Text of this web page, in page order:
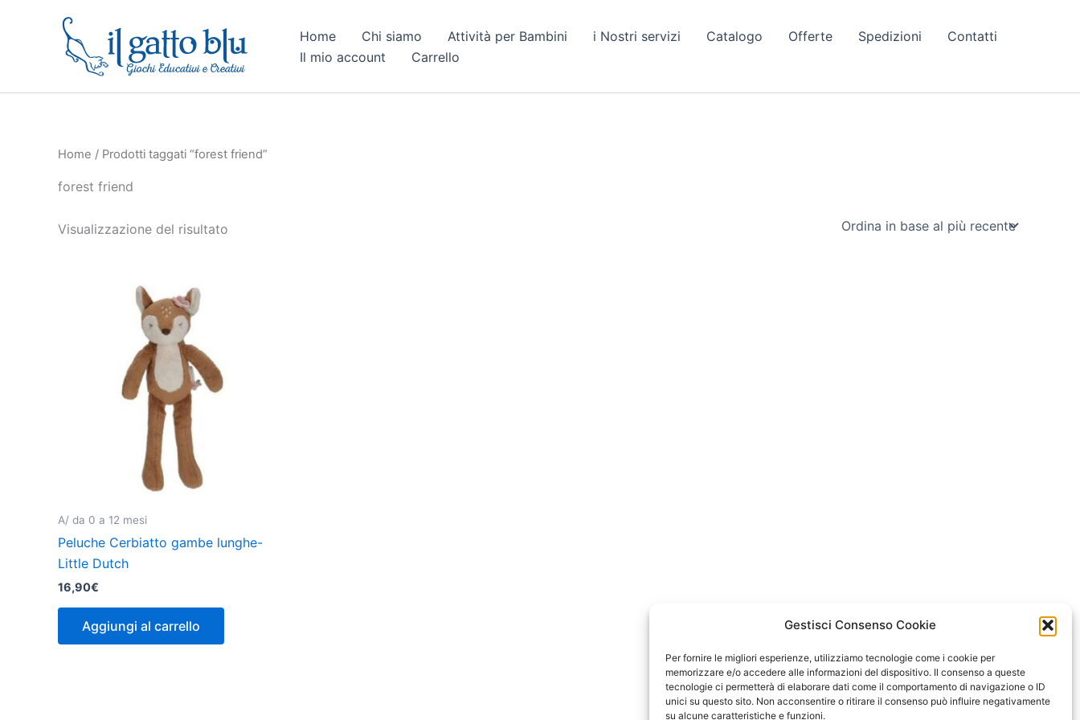
Gestisci Consenso Cookie
Per fornire le migliori esperienze, utilizziamo tecnologie come i cookie per
memorizzare e/o accedere alle informazioni del dispositivo. Il consenso a queste
tecnologie ci permetterà di elaborare dati come il comportamento di navigazione o ID
unici su questo sito. Non acconsentire o ritirare il consenso può influire negativamente
su alcune caratteristiche e funzioni.
Home Chi siamo Attività per Bambini i Nostri servizi Catalogo Offerte Spedizioni
Contatti
Il mio account
Carrello
Home / Prodotti taggati “forest friend”
forest friend
Visualizzazione del risultato
A/ da 0 a 12 mesi
Peluche Cerbiatto gambe lunghe-
Little Dutch
16,90€
Aggiungi al carrello